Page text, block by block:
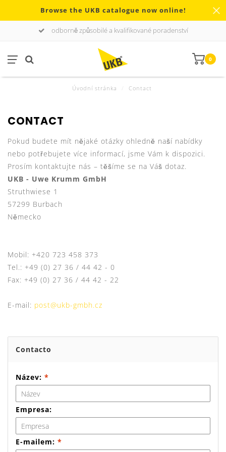
Browse the UKB catalogue now online!
odborně způsobilé a kvalifikované poradenství
0
Úvodní stránka Contact
CONTACT
Pokud budete mít nějaké otázky ohledně naší nabídky
nebo potřebujete více informací, jsme Vám k dispozici.
Prosím kontaktujte nás – těšíme se na Váš dotaz.
UKB - Uwe Krumm GmbH
Struthwiese 1
57299 Burbach
Německo
Mobil: +420 723 458 373
Tel.: +49 (0) 27 36 / 44 42 - 0
Fax: +49 (0) 27 36 / 44 42 - 22
E-mail: post@ukb-gmbh.cz
Contacto
Název: *
Empresa:
E-mailem: *